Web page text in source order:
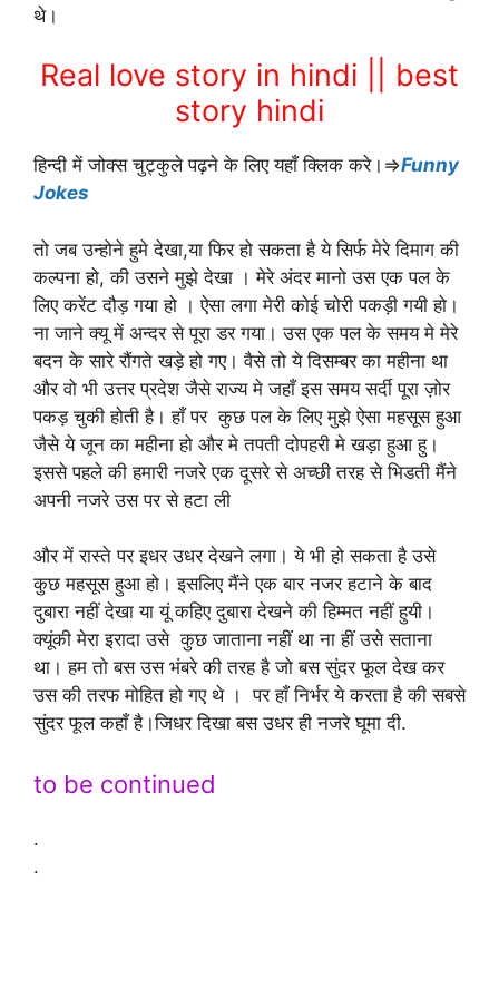
थे।
Real love story in hindi || best
story hindi
हिन्दी में जोक्स चुट्कुले पढ़ने के लिए यहाँ क्लिक करे।⇒Funny
Jokes
तो जब उन्होने हुमे देखा,या फिर हो सकता है ये सिर्फ मेरे दिमाग की
कल्पना हो, की उसने मुझे देखा । मेरे अंदर मानो उस एक पल के
लिए करेंट दौड़ गया हो । ऐसा लगा मेरी कोई चोरी पकड़ी गयी हो।
ना जाने क्यू में अन्दर से पूरा डर गया। उस एक पल के समय मे मेरे
बदन के सारे रौंगते खड़े हो गए। वैसे तो ये दिसम्बर का महीना था
और वो भी उत्तर प्रदेश जैसे राज्य मे जहाँ इस समय सर्दी पूरा ज़ोर
पकड़ चुकी होती है। हाँ पर कुछ पल के लिए मुझे ऐसा महसूस हुआ
जैसे ये जून का महीना हो और मे तपती दोपहरी मे खड़ा हुआ हु।
इससे पहले की हमारी नजरे एक दूसरे से अच्छी तरह से भिडती मैंने
अपनी नजरे उस पर से हटा ली
और में रास्ते पर इधर उधर देखने लगा। ये भी हो सकता है उसे
कुछ महसूस हुआ हो। इसलिए मैंने एक बार नजर हटाने के बाद
दुबारा नहीं देखा या यूं कहिए दुबारा देखने की हिम्मत नहीं हुयी।
क्यूंकी मेरा इरादा उसे कुछ जाताना नहीं था ना हीं उसे सताना
था। हम तो बस उस भंबरे की तरह है जो बस सुंदर फूल देख कर
उस की तरफ मोहित हो गए थे । पर हाँ निर्भर ये करता है की सबसे
सुंदर फूल कहाँ है।जिधर दिखा बस उधर ही नजरे घूमा दी.
to be continued
.
.